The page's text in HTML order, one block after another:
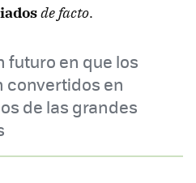
de facto.
futuro en que los
convertidos en
de las grandes